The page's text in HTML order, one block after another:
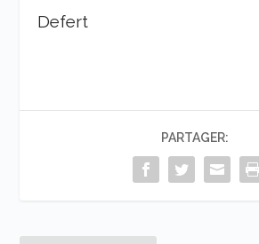
Defert
PARTAGER: